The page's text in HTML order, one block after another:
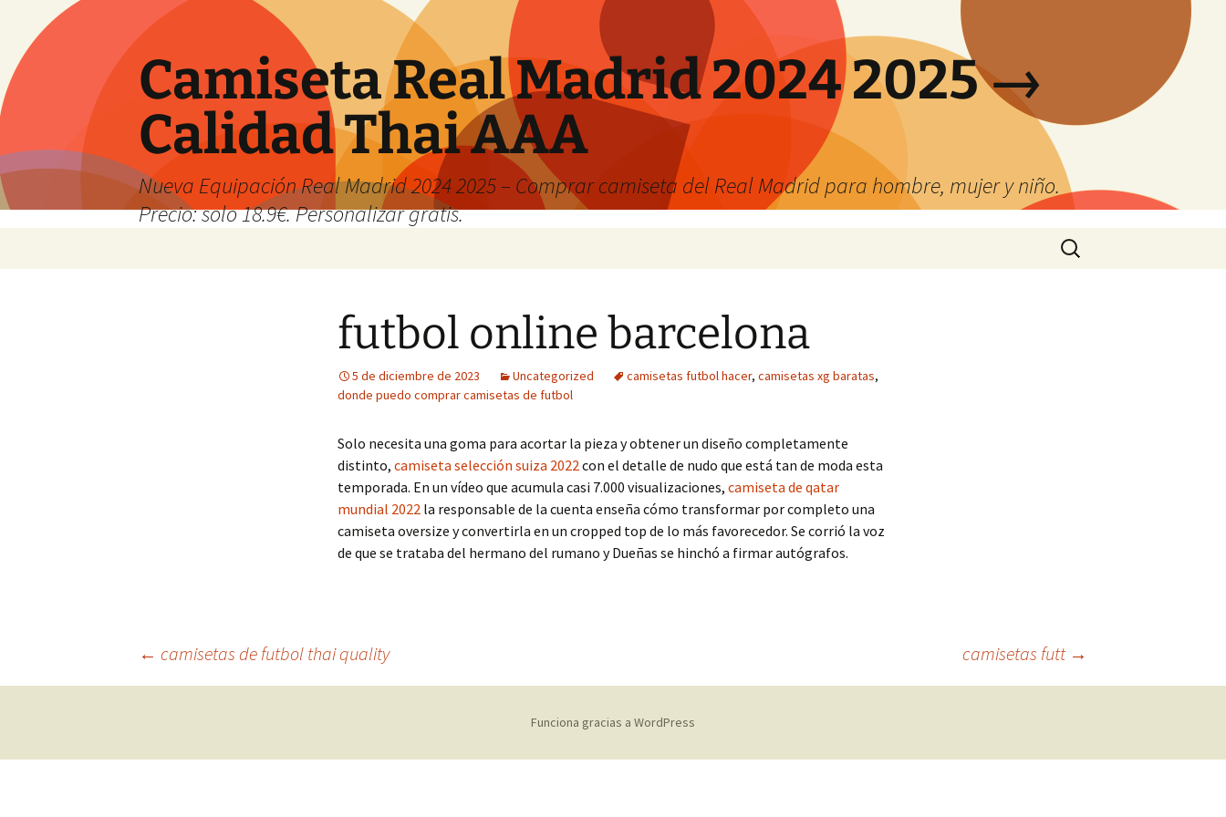
Camiseta Real Madrid 2024 2025 →
Calidad Thai AAA
Nueva Equipación Real Madrid 2024 2025 – Comprar camiseta del Real Madrid para hombre, mujer y niño.
Precio: solo 18.9€. Personalizar gratis.
Buscar:
futbol online barcelona
5 de diciembre de 2023 Uncategorized camisetas futbol hacer, camisetas xg baratas,
donde puedo comprar camisetas de futbol
Solo necesita una goma para acortar la pieza y obtener un diseño completamente
distinto, camiseta selección suiza 2022con el detalle de nudo que está tan de moda esta
temporada. En un vídeo que acumula casi 7.000 visualizaciones, camiseta de qatar
mundial 2022 la responsable de la cuenta enseña cómo transformar por completo una
camiseta oversize y convertirla en un cropped top de lo más favorecedor. Se corrió la voz
de que se trataba del hermano del rumano y Dueñas se hinchó a firmar autógrafos.
Navegación
← camisetas de futbol thai quality camisetas futt →
Funciona gracias a WordPress